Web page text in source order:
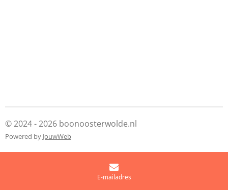
© 2024 - 2026 boonoosterwolde.nl
Powered by JouwWeb
E-mailadres